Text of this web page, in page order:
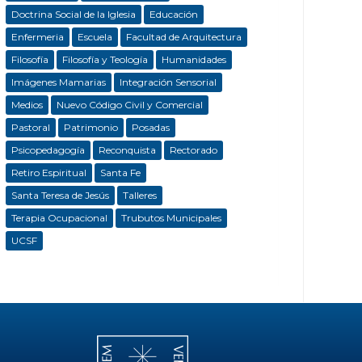
Doctrina Social de la Iglesia
Educación
Enfermeria
Escuela
Facultad de Arquitectura
Filosofía
Filosofía y Teología
Humanidades
Imágenes Mamarias
Integración Sensorial
Medios
Nuevo Código Civil y Comercial
Pastoral
Patrimonio
Posadas
Psicopedagogía
Reconquista
Rectorado
Retiro Espiritual
Santa Fe
Santa Teresa de Jesús
Talleres
Terapia Ocupacional
Trubutos Municipales
UCSF